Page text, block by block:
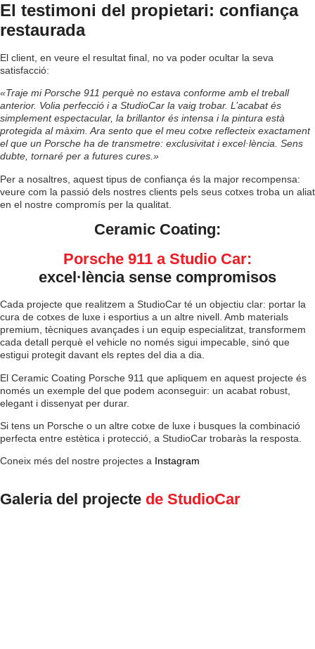
El testimoni del propietari: confiança
restaurada
El client, en veure el resultat final, no va poder ocultar la seva
satisfacció:
«Traje mi Porsche 911 perquè no estava conforme amb el treball
anterior. Volia perfecció i a StudioCar la vaig trobar. L’acabat és
simplement espectacular, la brillantor és intensa i la pintura està
protegida al màxim. Ara sento que el meu cotxe reflecteix exactament
el que un Porsche ha de transmetre: exclusivitat i excel·lència. Sens
dubte, tornaré per a futures cures.»
Per a nosaltres, aquest tipus de confiança és la major recompensa:
veure com la passió dels nostres clients pels seus cotxes troba un aliat
en el nostre compromís per la qualitat.
Ceramic Coating:
Porsche 911 a Studio Car:
excel·lència sense compromisos
Cada projecte que realitzem a StudioCar té un objectiu clar: portar la
cura de cotxes de luxe i esportius a un altre nivell. Amb materials
premium, tècniques avançades i un equip especialitzat, transformem
cada detall perquè el vehicle no només sigui impecable, sinó que
estigui protegit davant els reptes del dia a dia.
El Ceramic Coating Porsche 911 que apliquem en aquest projecte és
només un exemple del que podem aconseguir: un acabat robust,
elegant i dissenyat per durar.
Si tens un Porsche o un altre cotxe de luxe i busques la combinació
perfecta entre estètica i protecció, a StudioCar trobaràs la resposta.
Coneix més del nostre projectes a Instagram
Galeria del projecte de StudioCar